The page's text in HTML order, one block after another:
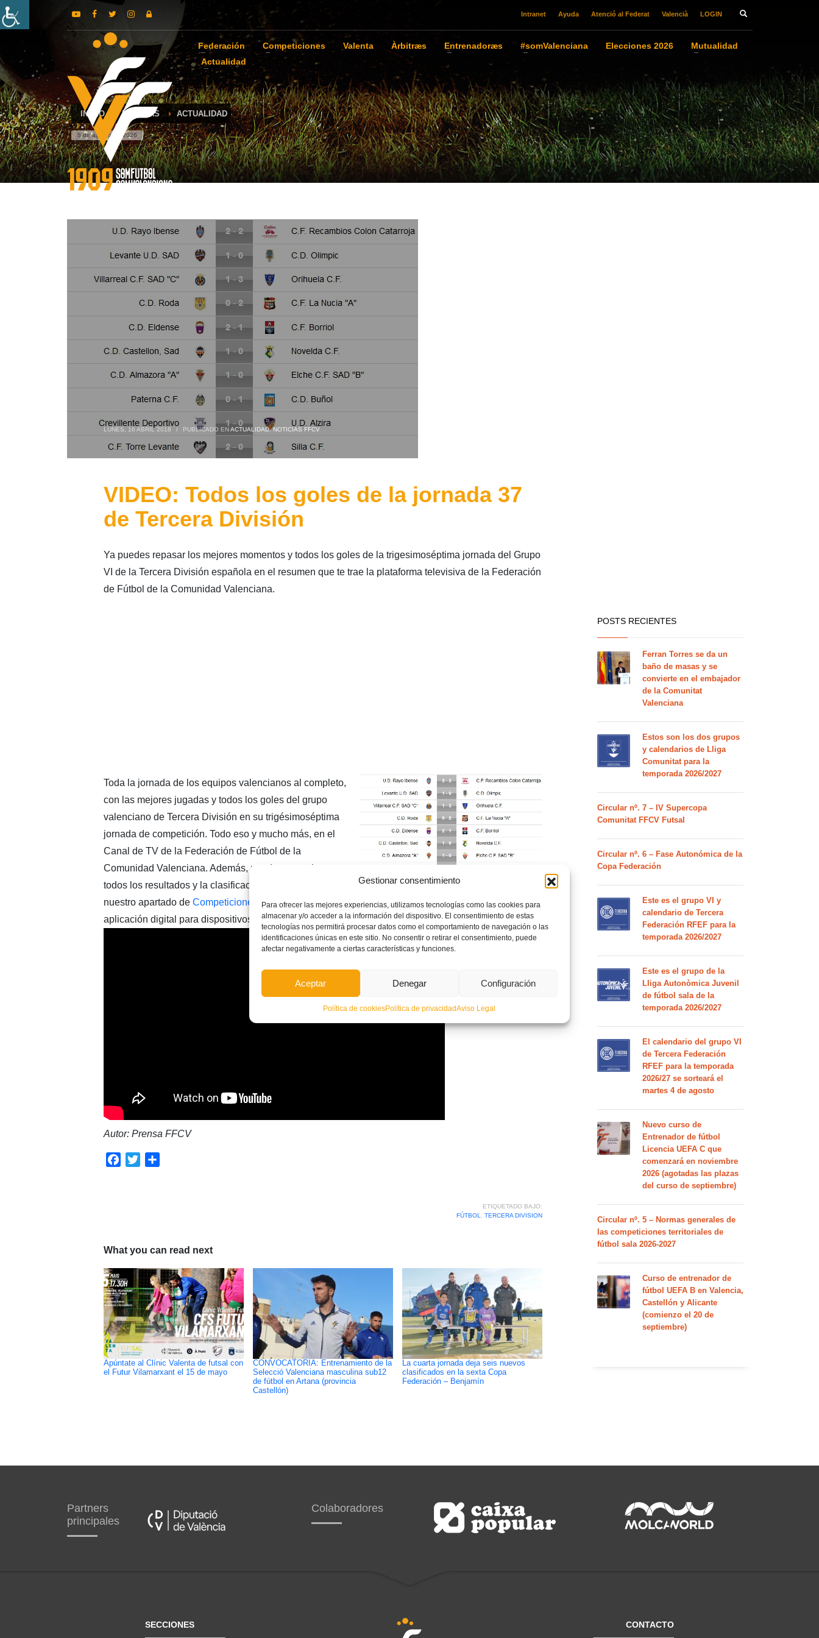
Gestionar consentimiento
Para ofrecer las mejores experiencias, utilizamos tecnologías como las cookies para
almacenar y/o acceder a la información del dispositivo. El consentimiento de estas
tecnologías nos permitirá procesar datos como el comportamiento de navegación o las
identificaciones únicas en este sitio. No consentir o retirar el consentimiento, puede
afectar negativamente a ciertas características y funciones.
Aceptar Denegar Configuración
Política de cookiesPolítica de privacidadAviso Legal
Intranet Ayuda Atenció al Federat Valencià LOGIN
Federación Competiciones Valenta Àrbitræs Entrenadoræs #somValenciana Elecciones 2026
Mutualidad
Actualidad
INICIO NOTICIAS ACTUALIDAD
8 de agosto de 2026
LUNES, 16 ABRIL 2018 / PUBLICADO ENACTUALIDAD,NOTICIAS FFCV
VIDEO: Todos los goles de la jornada 37
de Tercera División
Ya puedes repasar los mejores momentos y todos los goles de la trigesimoséptima jornada del Grupo
VI de la Tercera División española en el resumen que te trae la plataforma televisiva de la Federación
de Fútbol de la Comunidad Valenciana.
Toda la jornada de los equipos valencianos al completo,
con las mejores jugadas y todos los goles del grupo
valenciano de Tercera División en su trigésimoséptima
jornada de competición. Todo eso y mucho más, en el
Canal de TV de la Federación de Fútbol de la
Comunidad Valenciana. Además, puedes consultar
todos los resultados y la clasificación de la categoría en
nuestro apartado de Competiciones
así como en la
aplicación digital para dispositivos móviles de la FFCV.
Autor: Prensa FFCV
Facebook
Twitter
ETIQUETADO BAJO:
FÚTBOL
TERCERA DIVISION
What you can read next
Apúntate al Clínic Valenta de futsal con
el Futur Vilamarxant el 15 de mayo
CONVOCATORIA: Entrenamiento de la
Selecció Valenciana masculina sub12
de fútbol en Artana (provincia
Castellón)
La cuarta jornada deja seis nuevos
clasificados en la sexta Copa
Federación – Benjamín
POSTS RECIENTES
Ferran Torres se da un
baño de masas y se
convierte en el embajador
de la Comunitat
Valenciana
Estos son los dos grupos
y calendarios de Lliga
Comunitat para la
temporada 2026/2027
Circular nº. 7 – IV Supercopa
Comunitat FFCV Futsal
Circular nº. 6 – Fase Autonómica de la
Copa Federación
Este es el grupo VI y
calendario de Tercera
Federación RFEF para la
temporada 2026/2027
Este es el grupo de la
Lliga Autonòmica Juvenil
de fútbol sala de la
temporada 2026/2027
El calendario del grupo VI
de Tercera Federación
RFEF para la temporada
2026/27 se sorteará el
martes 4 de agosto
Nuevo curso de
Entrenador de fútbol
Licencia UEFA C que
comenzará en noviembre
2026 (agotadas las plazas
del curso de septiembre)
Circular nº. 5 – Normas generales de
las competiciones territoriales de
fútbol sala 2026-2027
Curso de entrenador de
fútbol UEFA B en Valencia,
Castellón y Alicante
(comienzo el 20 de
septiembre)
Partners
principales
Colaboradores
SECCIONES CONTACTO